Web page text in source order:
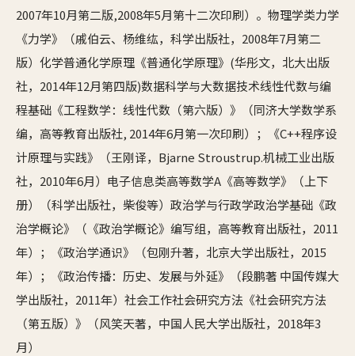
2007年10月第二版,2008年5月第十二次印刷）。物理学类力学
《力学》（戚伯云、杨维纮，科学出版社，2008年7月第二
版）化学普通化学原理《普通化学原理》(华彤文，北大出版
社，2014年12月第四版)数据科学与大数据技术线性代数与编
程基础《工程数学：线性代数（第六版）》（同济大学数学系
编，高等教育出版社, 2014年6月第一次印刷）；《C++程序设
计原理与实践》（王刚译，Bjarne Stroustrup.机械工业出版
社，2010年6月）电子信息类高等数学A《高等数学》（上下
册）（科学出版社，柴俊等）政治学与行政学政治学基础《政
治学概论》（《政治学概论》编写组，高等教育出版社，2011
年）；《政治学通识》（包刚升著，北京大学出版社，2015
年）；《政治传播：历史、发展与外延》（段鹏著 中国传媒大
学出版社，2011年）社会工作社会研究方法《社会研究方法
（第五版）》（风笑天著，中国人民大学出版社，2018年3
月）